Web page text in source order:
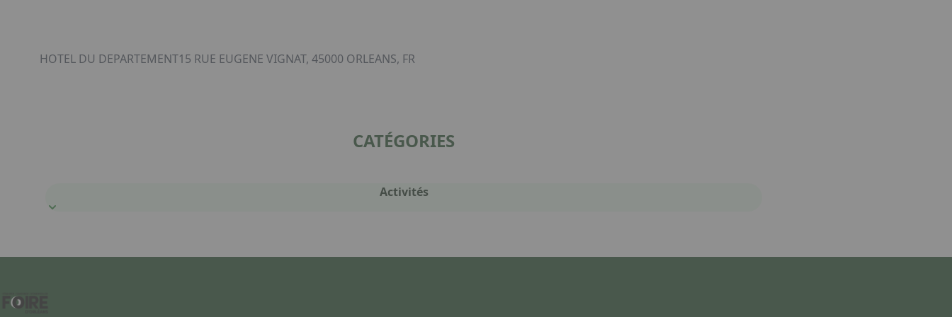
HOTEL DU DEPARTEMENT15 RUE EUGENE VIGNAT, 45000 ORLEANS, FR
CATÉGORIES
Activités